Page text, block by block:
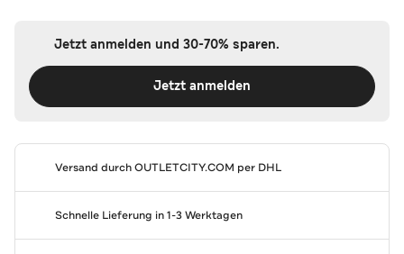
Jetzt anmelden und 30-70% sparen.
Jetzt anmelden
Versand durchOUTLETCITY.COM per DHL
Schnelle Lieferung in 1-3 Werktagen